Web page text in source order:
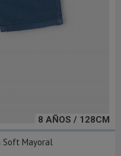
8 AÑOS / 128CM
Soft Mayoral